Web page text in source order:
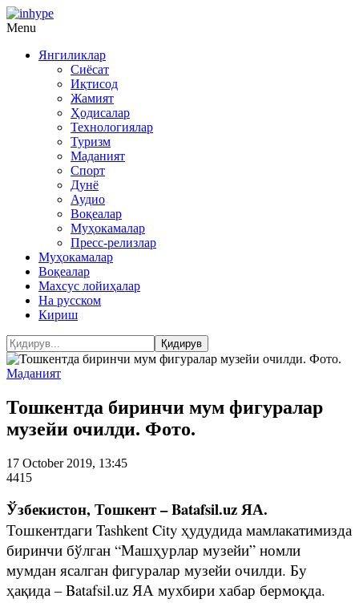
Menu
Янгиликлар
Сиёсат
Иқтисод
Жамият
Ҳодисалар
Технологиялар
Туризм
Маданият
Спорт
Дунё
Аудио
Воқеалар
Муҳокамалар
Пресс-релизлар
Муҳокамалар
Воқеалар
Махсус лойиҳалар
На русском
Кириш
Маданият
Тошкентда биринчи мум фигуралар
музейи очилди. Фото.
17 October 2019, 13:45
4415
Ўзбекистон, Тошкент – Batafsil.uz ЯА.
Тошкентдаги Tashkent City ҳудудида мамлакатимизда
биринчи бўлган “Машҳурлар музейи” номли
мумдан ясалган фигуралар музейи очилди. Бу
ҳақида – Batafsil.uz ЯА мухбири хабар бермоқда.